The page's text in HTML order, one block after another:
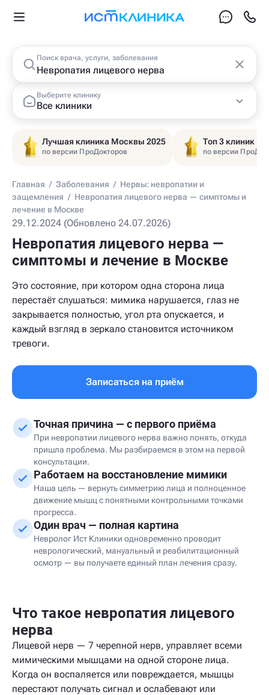
Поиск врача, услуги, заболевания
Выберите клинику
Все клиники
Лучшая клиника Москвы 2025
по версии ПроДокторов
Топ 3 клиник
по версии
Главная / Заболевания / Нервы: невропатии и
защемления / Невропатия лицевого нерва — симптомы и
лечение в Москве
29.12.2024 (Обновлено 24.07.2026)
Невропатия лицевого нерва —
симптомы и лечение в Москве
Это состояние, при котором одна сторона лица
перестаёт слушаться: мимика нарушается, глаз не
закрывается полностью, угол рта опускается, и
каждый взгляд в зеркало становится источником
тревоги.
Записаться на приём
Точная причина — с первого приёма
При невропатии лицевого нерва важно понять, откуда
пришла проблема. Мы разбираемся в этом на первой
консультации.
Работаем на восстановление мимики
Наша цель — вернуть симметрию лица и полноценное
движение мышц с понятными контрольными точками
прогресса.
Один врач — полная картина
Невролог Ист Клиники одновременно проводит
неврологический, мануальный и реабилитационный
осмотр — вы получаете единый план лечения сразу.
Что такое невропатия лицевого
нерва
Лицевой нерв — 7 черепной нерв, управляет всеми
мимическими мышцами на одной стороне лица.
Когда он воспаляется или повреждается, мышцы
перестают получать сигнал и ослабевают или